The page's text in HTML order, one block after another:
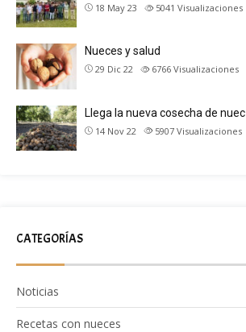
18 May 23 5041 Visualizaciones
Nueces y salud
29 Dic 22 6766 Visualizaciones
Llega la nueva cosecha de nuec
14 Nov 22 5907 Visualizaciones
CATEGORÍAS
Noticias
Recetas con nueces